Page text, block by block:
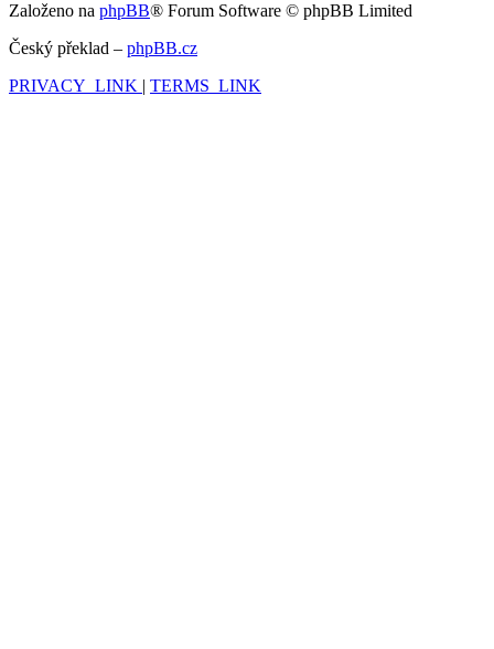
Založeno na phpBB® Forum Software © phpBB Limited
Český překlad – phpBB.cz
PRIVACY_LINK
TERMS_LINK